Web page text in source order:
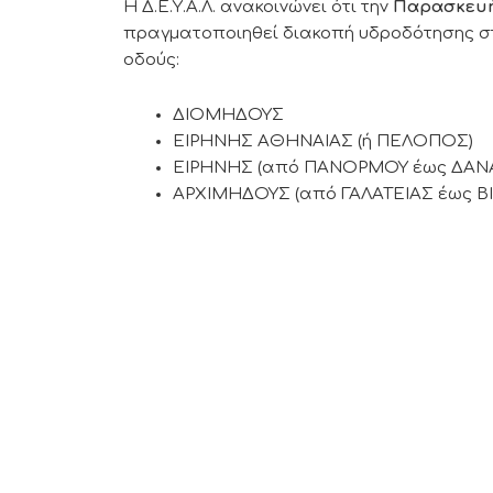
Η Δ.Ε.Υ.Α.Λ. ανακοινώνει ότι την
πραγματοποιηθεί διακοπή υδροδότησης
οδούς:
ΔΙΟΜΗΔΟΥΣ
ΕΙΡΗΝΗΣ ΑΘΗΝΑΙΑΣ (ή ΠΕΛΟΠΟΣ)
ΕΙΡΗΝΗΣ (από ΠΑΝΟΡΜΟΥ έως
ΑΡΧΙΜΗΔΟΥΣ (από ΓΑΛΑΤΕΙΑΣ έως